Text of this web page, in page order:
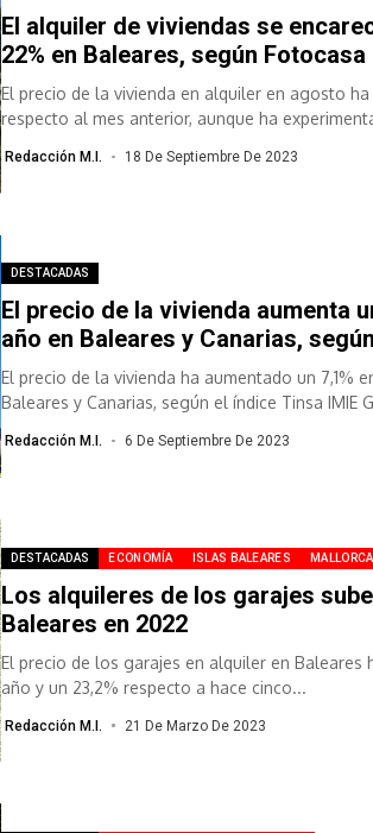
El alquiler de viviendas se
22% en Baleares, según Fotocasa
El precio de la vivienda en alquiler en agosto
respecto al mes anterior, aunque ha
Redacción M.I. 18 De Septiembre De 2023
DESTACADAS
El precio de la vivienda aumenta
año en Baleares y Canarias,
El precio de la vivienda ha aumentado un 7,1%
Baleares y Canarias, según el índice Tinsa IMIE
Redacción M.I. 6 De Septiembre De 2023
DESTACADAS ECONOMÍA ISLAS BALEARES MALLORCA
Los alquileres de los garajes
Baleares en 2022
El precio de los garajes en alquiler en Baleares
año y un 23,2% respecto a hace cinco...
Redacción M.I. 21 De Marzo De 2023